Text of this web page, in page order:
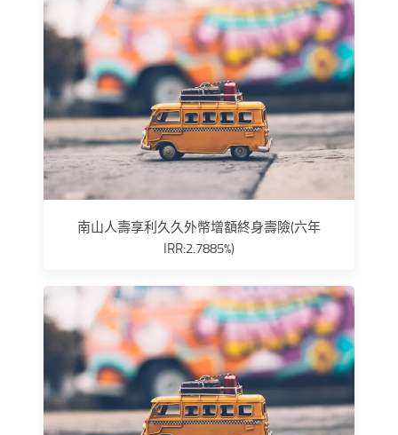
南山人壽享利久久外幣增額終身壽險(六年
IRR:2.7885%)